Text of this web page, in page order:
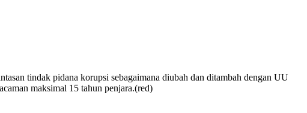
tindak pidana korupsi sebagaimana diubah dan ditambah dengan UU
maksimal 15 tahun penjara.(red)